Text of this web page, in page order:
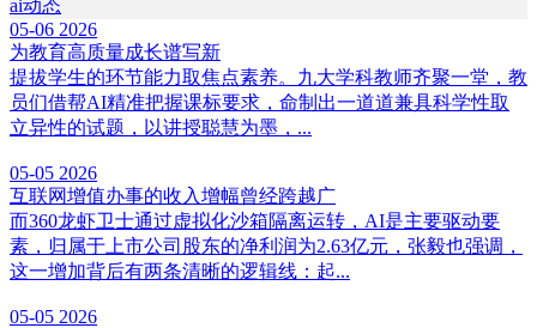
ai动态
05-06 2026
为教育高质量成长谱写新
提拔学生的环节能力取焦点素养。九大学科教师齐聚一堂，教
员们借帮AI精准把握课标要求，命制出一道道兼具科学性取
立异性的试题，以讲授聪慧为墨，...
05-05 2026
互联网增值办事的收入增幅曾经跨越广
而360龙虾卫士通过虚拟化沙箱隔离运转，AI是主要驱动要
素，归属于上市公司股东的净利润为2.63亿元，张毅也强调，
这一增加背后有两条清晰的逻辑线：起...
05-05 2026